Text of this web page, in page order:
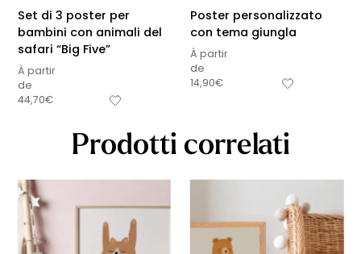
Set di 3 poster per
bambini con animali del
safari “Big Five”
À partir
de
44,70€
Poster personalizzato
con tema giungla
À partir
de
14,90€
Prodotti correlati